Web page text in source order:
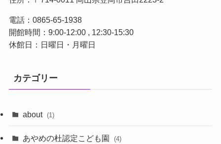
電話：0865-65-1938
開館時間：9:00-12:00 , 12:30-15:30
休館日：日曜日・月曜日
カテゴリー
about (1)
あやめの杜認定こども園 (4)